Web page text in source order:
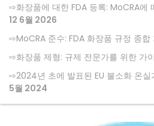
화장품에 대한 FDA 등록: MoCRA에
12 6월 2026
MoCRA 준수: FDA 화장품 규정 종합
화장품 제형: 규제 전문가를 위한 가
2024년 초에 발표된 EU 불소화 온
5월 2024